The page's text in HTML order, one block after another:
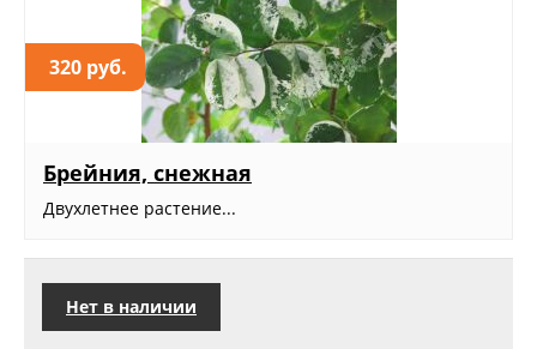
320 руб.
Брейния, снежная
Двухлетнее растение...
Нет в наличии